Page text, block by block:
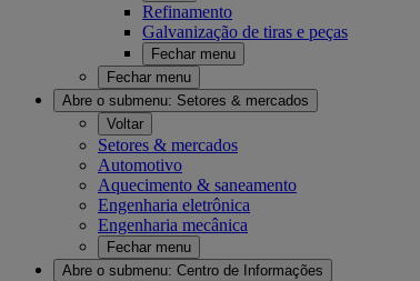
Refinamento
Galvanização de tiras e peças
Fechar menu
Fechar menu
Abre o submenu: Setores & mercados
Voltar
Setores & mercados
Automotivo
Aquecimento & saneamento
Engenharia eletrônica
Engenharia mecânica
Fechar menu
Abre o submenu: Centro de Informações